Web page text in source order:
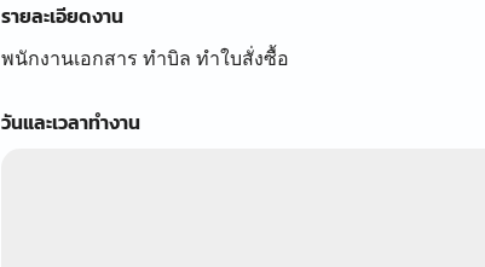
รายละเอียดงาน
พนักงานเอกสาร ทำบิล ทำใบสั่งซื้อ
วันและเวลาทำงาน